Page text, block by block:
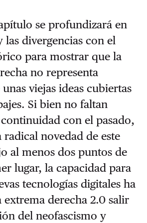
se profundizará en
las divergencias con el
para mostrar que la
no representa
viejas ideas cubiertas
Si bien no faltan
con el pasado,
radical novedad de este
al menos dos puntos de
lugar, la capacidad para
tecnologías digitales ha
derecha 2.0 salir
del neofascismo y